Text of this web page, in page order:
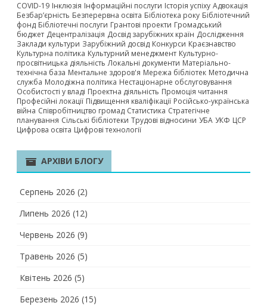
COVID-19 Інклюзія Інформаційні послуги Історія успіху Адвокація
Безбар’єрність Безперервна освіта Бібліотека року Бібліотечний
фонд Бібліотечні послуги Грантові проекти Громадський
бюджет Децентралізація Досвід зарубіжних країн Дослідження
Заклади культури Зарубіжний досвід Конкурси Краєзнавство
Культурна політика Культурний менеджмент Культурно-
просвітницька діяльність Локальні документи Матеріально-
технічна база Ментальне здоров'я Мережа бібліотек Методична
служба Молодіжна політика Нестаціонарне обслуговування
Особистості у владі Проектна діяльність Промоція читання
Професійні локації Підвищення кваліфікації Російсько-українська
війна Співробітництво громад Статистика Стратегічне
планування Сільські бібліотеки Трудові відносини УБА УКФ ЦСР
Цифрова освіта Цифрові технології
АРХІВИ БЛОГУ
Серпень 2026 (2)
Липень 2026 (12)
Червень 2026 (9)
Травень 2026 (5)
Квітень 2026 (5)
Березень 2026 (15)